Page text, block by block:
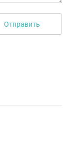
Отправить